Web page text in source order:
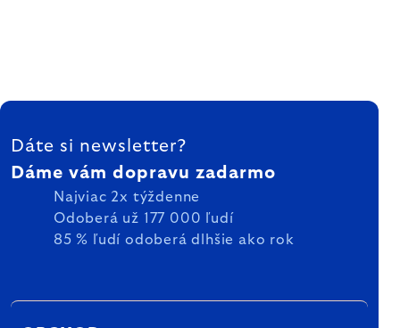
ZÁPÄTIE
Dáte si newsletter?
Dáme vám dopravu zadarmo
Najviac 2x týždenne
Odoberá už 177 000 ľudí
85 % ľudí odoberá dlhšie ako rok